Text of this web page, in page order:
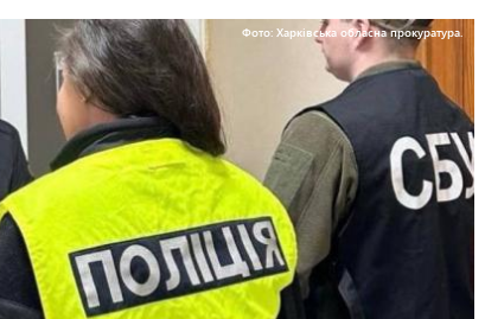
Фото: Харківська обласна прокуратура.